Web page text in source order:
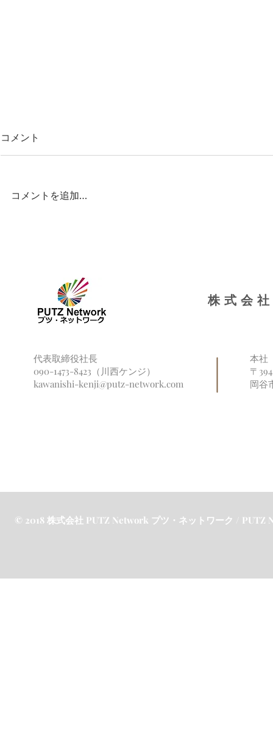
コメント
コメントを追加…
株式会
代表取締役社長
090-1473-8423（川西ケンジ）
kawanishi-kenji@putz-network.com
本社
〒
岡谷
© 2018 株式会社 PUTZ Network プツ・ネットワーク /